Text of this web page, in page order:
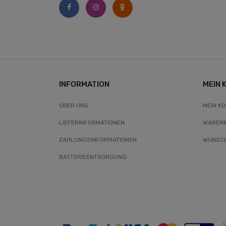
INFORMATION
ÜBER UNS
LIEFERINFORMATIONEN
ZAHLUNGSINFORMATIONEN
BATTERIEENTSORGUNG
MEIN
MEIN